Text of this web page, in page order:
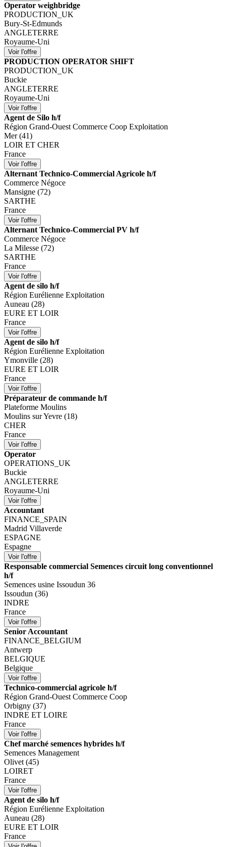
Operator weighbridge
PRODUCTION_UK
Bury-St-Edmunds
ANGLETERRE
Royaume-Uni
PRODUCTION OPERATOR SHIFT
PRODUCTION_UK
Buckie
ANGLETERRE
Royaume-Uni
Agent de Silo h/f
Région Grand-Ouest Commerce Coop Exploitation
Mer (41)
LOIR ET CHER
France
Alternant Technico-Commercial Agricole h/f
Commerce Négoce
Mansigne (72)
SARTHE
France
Alternant Technico-Commercial PV h/f
Commerce Négoce
La Milesse (72)
SARTHE
France
Agent de silo h/f
Région Eurélienne Exploitation
Auneau (28)
EURE ET LOIR
France
Agent de silo h/f
Région Eurélienne Exploitation
Ymonville (28)
EURE ET LOIR
France
Préparateur de commande h/f
Plateforme Moulins
Moulins sur Yevre (18)
CHER
France
Operator
OPERATIONS_UK
Buckie
ANGLETERRE
Royaume-Uni
Accountant
FINANCE_SPAIN
Madrid Villaverde
ESPAGNE
Espagne
Responsable commercial Semences circuit long conventionnel
h/f
Semences usine Issoudun 36
Issoudun (36)
INDRE
France
Senior Accountant
FINANCE_BELGIUM
Antwerp
BELGIQUE
Belgique
Technico-commercial agricole h/f
Région Grand-Ouest Commerce Coop
Orbigny (37)
INDRE ET LOIRE
France
Chef marché semences hybrides h/f
Semences Management
Olivet (45)
LOIRET
France
Agent de silo h/f
Région Eurélienne Exploitation
Auneau (28)
EURE ET LOIR
France